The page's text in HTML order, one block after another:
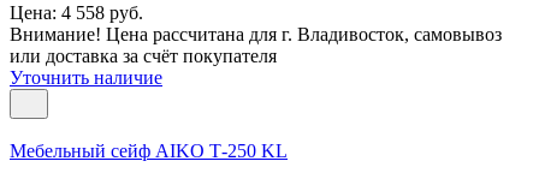
Цена: 4 558 руб.
Внимание! Цена рассчитана для г. Владивосток, самовывоз
или доставка за счёт покупателя
Уточнить наличие
Мебельный сейф AIKO Т-250 KL